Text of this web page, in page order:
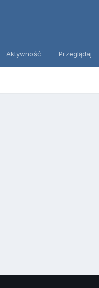
Aktywność Przeglądaj